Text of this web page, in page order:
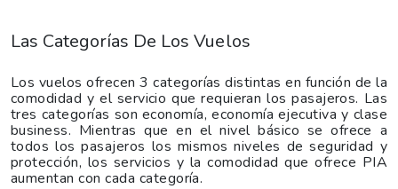
Las Categorías De Los Vuelos
Los vuelos ofrecen 3 categorías distintas en función de la
comodidad y el servicio que requieran los pasajeros. Las
tres categorías son economía, economía ejecutiva y clase
business. Mientras que en el nivel básico se ofrece a
todos los pasajeros los mismos niveles de seguridad y
protección, los servicios y la comodidad que ofrece PIA
aumentan con cada categoría.